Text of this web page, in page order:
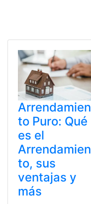
Arrendamien
to Puro: Qué
es el
Arrendamien
to, sus
ventajas y
más